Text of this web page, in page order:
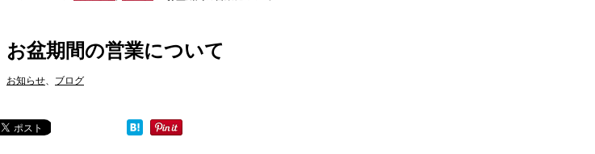
お盆期間の営業について
お知らせ、 ブログ